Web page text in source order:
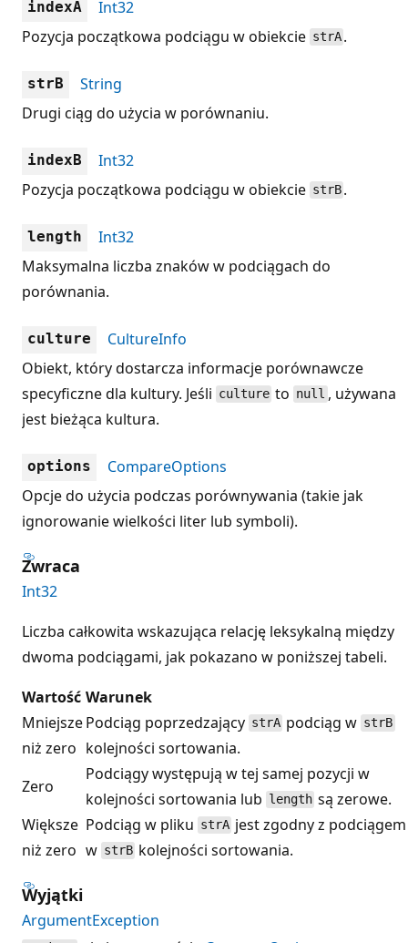
indexA
Int32
Pozycja początkowa podciągu w obiekcie strA .
strB
String
Drugi ciąg do użycia w porównaniu.
indexB
Int32
Pozycja początkowa podciągu w obiekcie strB .
length
Int32
Maksymalna liczba znaków w podciągach do
porównania.
culture
CultureInfo
Obiekt, który dostarcza informacje porównawcze
specyficzne dla kultury. Jeśli culture to null , używana
jest bieżąca kultura.
options
CompareOptions
Opcje do użycia podczas porównywania (takie jak
ignorowanie wielkości liter lub symboli).
Zwraca
Int32
Liczba całkowita wskazująca relację leksykalną między
dwoma podciągami, jak pokazano w poniższej tabeli.
Wartość Warunek
Mniejsze
niż zero
Podciąg poprzedzający strA podciąg w strB
kolejności sortowania.
Zero
Podciągy występują w tej samej pozycji w
kolejności sortowania lub length są zerowe.
Większe
niż zero
Podciąg w pliku strA jest zgodny z podciągem
w strB kolejności sortowania.
Wyjątki
ArgumentException